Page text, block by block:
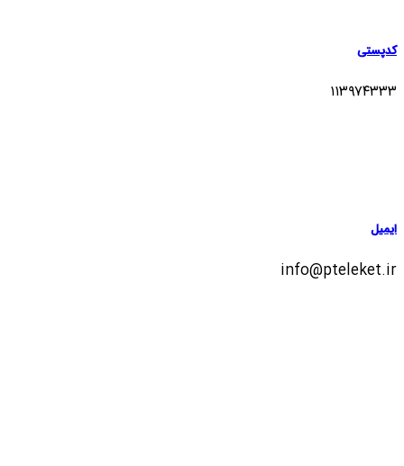
کدپستی
۱۱۳۹۷۴۳۳۳
ایمیل
info@pteleket.ir